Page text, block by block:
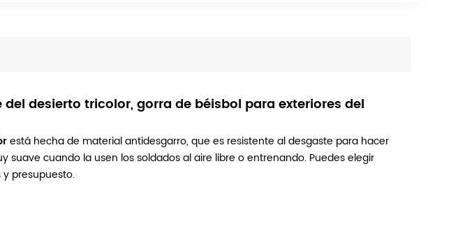
desierto tricolor, gorra de béisbol para exteriores del
está hecha de material antidesgarro, que es resistente al desgaste para hacer
suave cuando la usen los soldados al aire libre o entrenando. Puedes elegir
presupuesto.